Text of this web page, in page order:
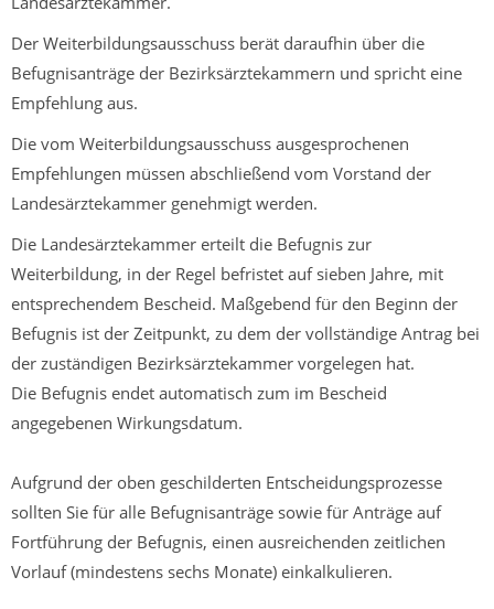
Der Weiterbildungsausschuss berät daraufhin über die
Befugnisanträge der Bezirksärztekammern und spricht eine
Empfehlung aus.
Die vom Weiterbildungsausschuss ausgesprochenen
Empfehlungen müssen abschließend vom Vorstand der
Landesärztekammer genehmigt werden.
Die Landesärztekammer erteilt die Befugnis zur
Weiterbildung, in der Regel befristet auf sieben Jahre, mit
entsprechendem Bescheid. Maßgebend für den Beginn der
Befugnis ist der Zeitpunkt, zu dem der vollständige Antrag bei
der zuständigen Bezirksärztekammer vorgelegen hat.
Die Befugnis endet automatisch zum im Bescheid
angegebenen Wirkungsdatum.
Aufgrund der oben geschilderten Entscheidungsprozesse
sollten Sie für alle Befugnisanträge sowie für Anträge auf
Fortführung der Befugnis, einen ausreichenden zeitlichen
Vorlauf (mindestens sechs Monate) einkalkulieren.